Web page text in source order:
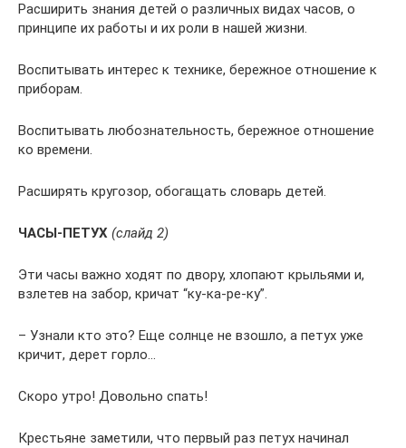
Расширить знания детей о различных видах часов, о
принципе их работы и их роли в нашей жизни.
Воспитывать интерес к технике, бережное отношение к
приборам.
Воспитывать любознательность, бережное отношение
ко времени.
Расширять кругозор, обогащать словарь детей.
ЧАСЫ-ПЕТУХ (слайд 2)
Эти часы важно ходят по двору, хлопают крыльями и,
взлетев на забор, кричат “ку-ка-ре-ку”.
– Узнали кто это? Еще солнце не взошло, а петух уже
кричит, дерет горло…
Скоро утро! Довольно спать!
Крестьяне заметили, что первый раз петух начинал